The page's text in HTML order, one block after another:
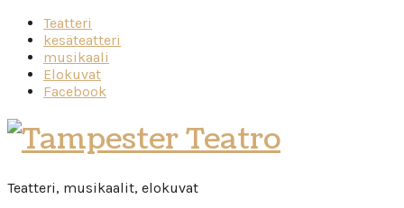
Teatteri
kesäteatteri
musikaali
Elokuvat
Facebook
Tampester
Teatro
Teatteri, musikaalit, elokuvat